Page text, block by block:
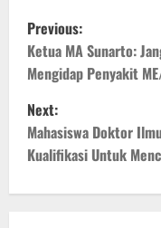
P
o
s
t
n
Previous:
Ketua MA Sunarto:
Mengidap Penyakit
Next:
Mahasiswa Doktor
Kualifikasi Untuk